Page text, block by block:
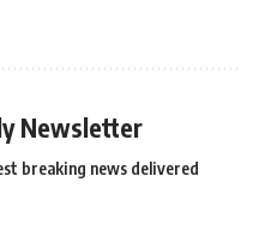
Newsletter
breaking news delivered